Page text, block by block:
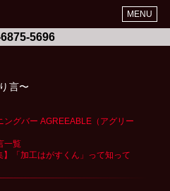
MENU
5696
言
グバー AGREEABLE（アグリー
一覧
「加工はがすくん」って知って